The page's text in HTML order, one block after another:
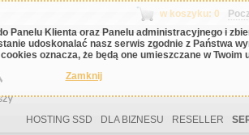
Panelu Klienta oraz Panelu administracyjnego i
udoskonalać nasz serwis zgodnie z Państwa
oznacza, że będą one umieszczane w Twoim
Zamknij
w koszyku: 0
HOSTING SSD DLA BIZNESU RESELLER